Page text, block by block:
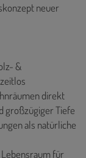
neuer
&
direkt
großzügiger Tiefe
als natürliche
für